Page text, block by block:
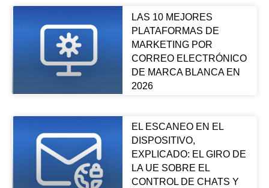
LAS 10 MEJORES
PLATAFORMAS DE
MARKETING POR
CORREO ELECTRÓNICO
DE MARCA BLANCA EN
2026
EL ESCANEO EN EL
DISPOSITIVO,
EXPLICADO: EL GIRO DE
LA UE SOBRE EL
CONTROL DE CHATS Y